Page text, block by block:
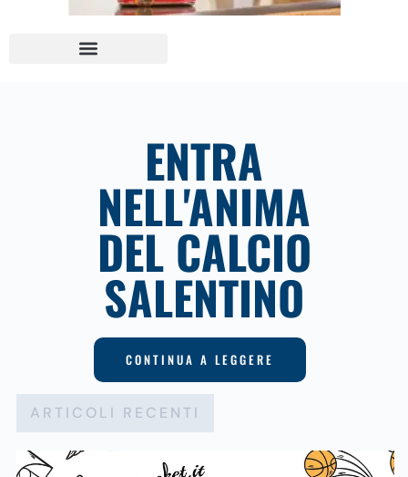
ENTRA
NELL'ANIMA
DEL CALCIO
SALENTINO
CONTINUA A LEGGERE
ARTICOLI RECENTI